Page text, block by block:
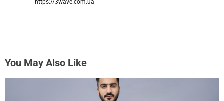
м
https://3wave.com.ua
You May Also Like